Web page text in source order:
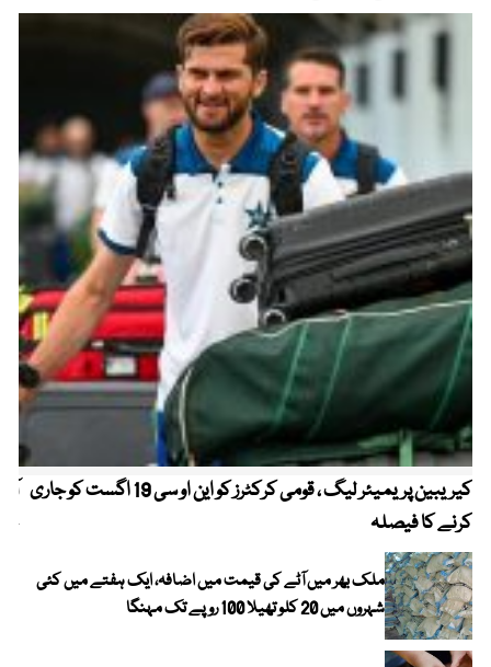
کیریبین پریمیئر لیگ ، قومی کرکٹرز کو این او سی 19 اگست کو جاری
کرنے کا فیصلہ
ملک بھر میں آٹے کی قیمت میں اضافہ، ایک ہفتے میں کئی
شہروں میں 20 کلو تھیلا 100 روپے تک مہنگا